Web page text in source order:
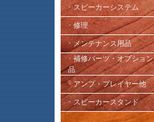
･ スピーカーシステム
･ 修理
･ メンテナンス用品
･ 補修パーツ・オプション
品
･ アンプ・プレイヤー他
･ スピーカースタンド